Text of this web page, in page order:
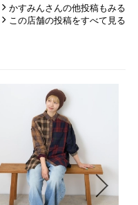
かすみんさんの他投稿もみる
この店舗の投稿をすべて見る